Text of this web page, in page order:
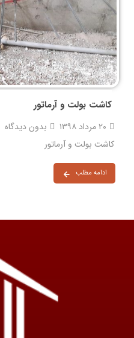
کاشت بولت و آرماتور
۲۰ مرداد ۱۳۹۸
بدون دیدگاه
کاشت بولت و آرماتور
ادامه مطلب